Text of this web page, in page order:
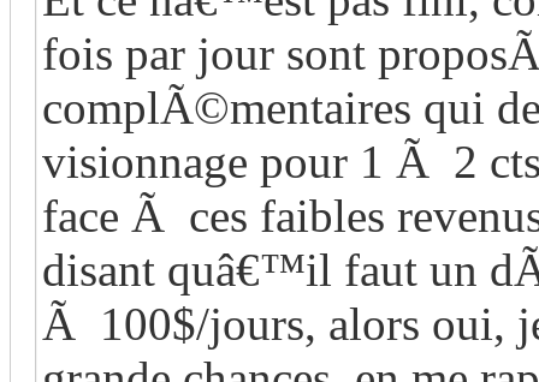
fois par jour sont
complÃ©mentaires qui
visionnage pour 1 Ã 2
face Ã ces faibles
disant quâ€™il faut un
Ã 100$/jours, alors oui,